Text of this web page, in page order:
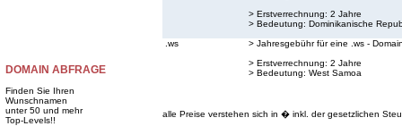
DOMAIN ABFRAGE
Finden Sie Ihren
Wunschnamen
unter 50 und mehr
Top-Levels!!
> Erstverrechnung: 2 Jahre
> Bedeutung: Dominikanische
.ws
> Jahresgebühr für eine .ws -
> Erstverrechnung: 2 Jahre
> Bedeutung: West Samoa
alle Preise verstehen sich in � inkl. der gesetzlichen